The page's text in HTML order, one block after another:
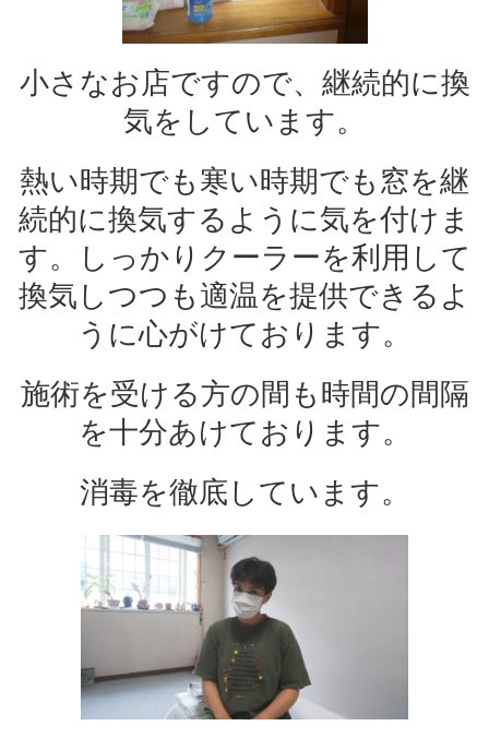
小さなお店ですので、継続的に換
気をしています。
熱い時期でも寒い時期でも窓を継
続的に換気するように気を付けま
す。しっかりクーラーを利用して
換気しつつも適温を提供できるよ
うに心がけております。
施術を受ける方の間も時間の間隔
を十分あけております。
消毒を徹底しています。